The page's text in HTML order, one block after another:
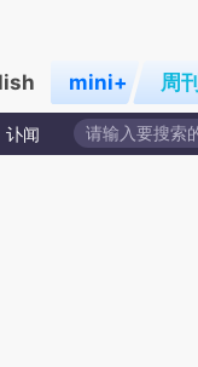
mini+ 周刊
讣闻